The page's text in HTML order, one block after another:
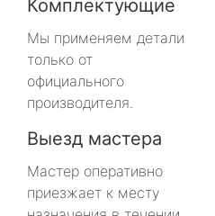
Комплектующие
Мы применяем детали
только от
официального
производителя.
Выезд мастера
Мастер оперативно
приезжает к месту